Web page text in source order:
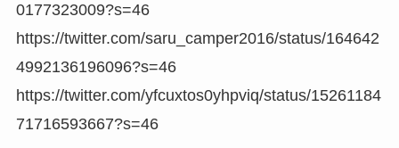
0177323009?s=46
https://twitter.com/saru_camper2016/status/164642
4992136196096?s=46
https://twitter.com/yfcuxtos0yhpviq/status/15261184
71716593667?s=46